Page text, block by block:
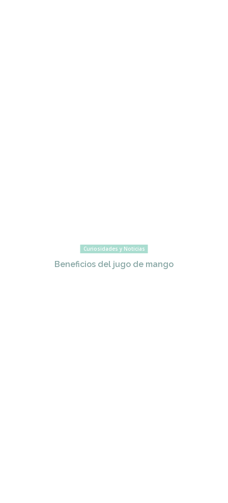
Curiosidades y Noticias
Beneficios del jugo de mango